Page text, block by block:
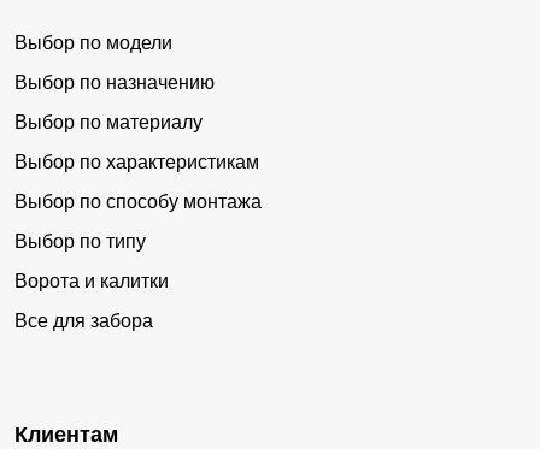
Выбор по модели
Выбор по назначению
Выбор по материалу
Выбор по характеристикам
Выбор по способу монтажа
Выбор по типу
Ворота и калитки
Все для забора
Клиентам